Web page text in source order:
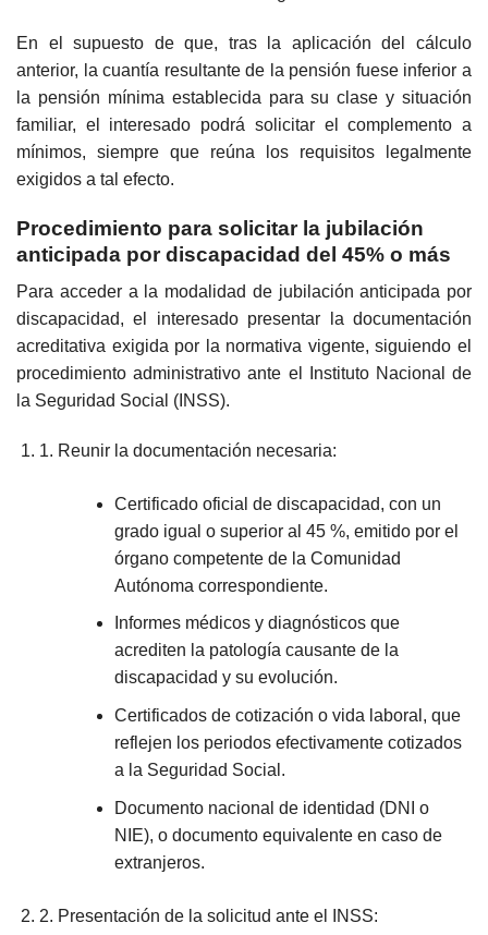
En el supuesto de que, tras la aplicación del cálculo
anterior, la cuantía resultante de la pensión fuese inferior a
la pensión mínima establecida para su clase y situación
familiar, el interesado podrá solicitar el complemento a
mínimos, siempre que reúna los requisitos legalmente
exigidos a tal efecto.
Procedimiento para solicitar la jubilación
anticipada por discapacidad del 45% o más
Para acceder a la modalidad de jubilación anticipada por
discapacidad, el interesado presentar la documentación
acreditativa exigida por la normativa vigente, siguiendo el
procedimiento administrativo ante el Instituto Nacional de
la Seguridad Social (INSS).
1. Reunir la documentación necesaria:
Certificado oficial de discapacidad, con un
grado igual o superior al 45 %, emitido por el
órgano competente de la Comunidad
Autónoma correspondiente.
Informes médicos y diagnósticos que
acrediten la patología causante de la
discapacidad y su evolución.
Certificados de cotización o vida laboral, que
reflejen los periodos efectivamente cotizados
a la Seguridad Social.
Documento nacional de identidad (DNI o
NIE), o documento equivalente en caso de
extranjeros.
2. Presentación de la solicitud ante el INSS: